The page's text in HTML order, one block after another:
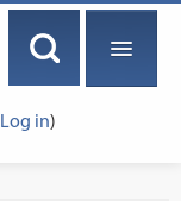
Log in)